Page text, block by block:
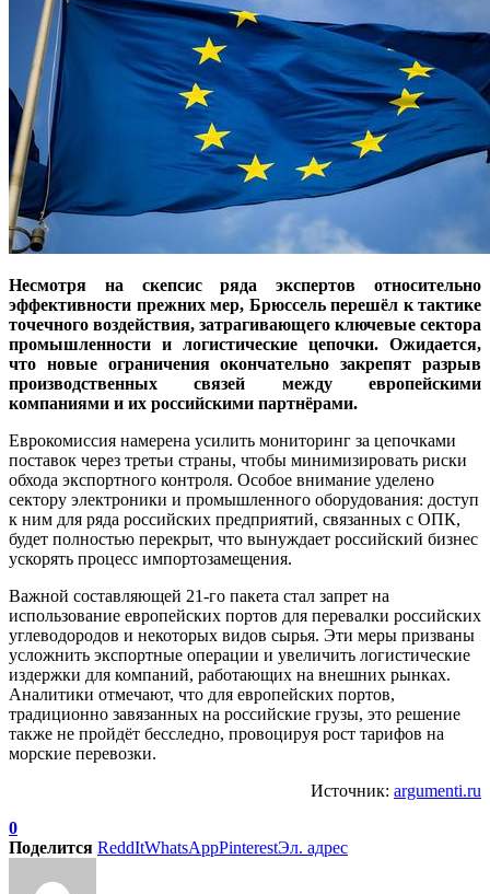
Несмотря на скепсис ряда экспертов относительно
эффективности прежних мер, Брюссель перешёл к тактике
точечного воздействия, затрагивающего ключевые сектора
промышленности и логистические цепочки. Ожидается,
что новые ограничения окончательно закрепят разрыв
производственных связей между европейскими
компаниями и их российскими партнёрами.
Еврокомиссия намерена усилить мониторинг за цепочками
поставок через третьи страны, чтобы минимизировать риски
обхода экспортного контроля. Особое внимание уделено
сектору электроники и промышленного оборудования: доступ
к ним для ряда российских предприятий, связанных с ОПК,
будет полностью перекрыт, что вынуждает российский бизнес
ускорять процесс импортозамещения.
Важной составляющей 21-го пакета стал запрет на
использование европейских портов для перевалки российских
углеводородов и некоторых видов сырья. Эти меры призваны
усложнить экспортные операции и увеличить логистические
издержки для компаний, работающих на внешних рынках.
Аналитики отмечают, что для европейских портов,
традиционно завязанных на российские грузы, это решение
также не пройдёт бесследно, провоцируя рост тарифов на
морские перевозки.
Источник: argumenti.ru
0
Поделится ReddItWhatsAppPinterestЭл. адрес